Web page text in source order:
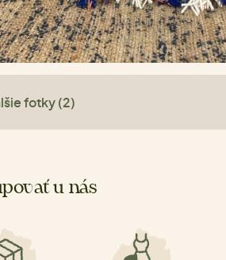
fotky (2)
u nás